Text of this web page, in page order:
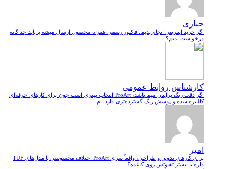
جباری
اگر خرید اینترنتی انجام بدیم، فاکتور رسمی همراه محصول ارسال میشه یا باید جداگانه
درخواست بدیم؟...
کارشناس روابط عمومی
اگر دقت رنگ برایتان مهم باشد، ProArt انتخاب بهتری است چون برای کارهای حرفه‌ای
کالیبره شده و پوشش رنگ گسترده‌تری دارد. ام...
امیر
برای کارهای تدوین و طراحی، واقعاً سری ProArt اختلاف محسوسی با مدل‌های TUF
داره یا بیشتر تفاوتش روی کاغذه؟...